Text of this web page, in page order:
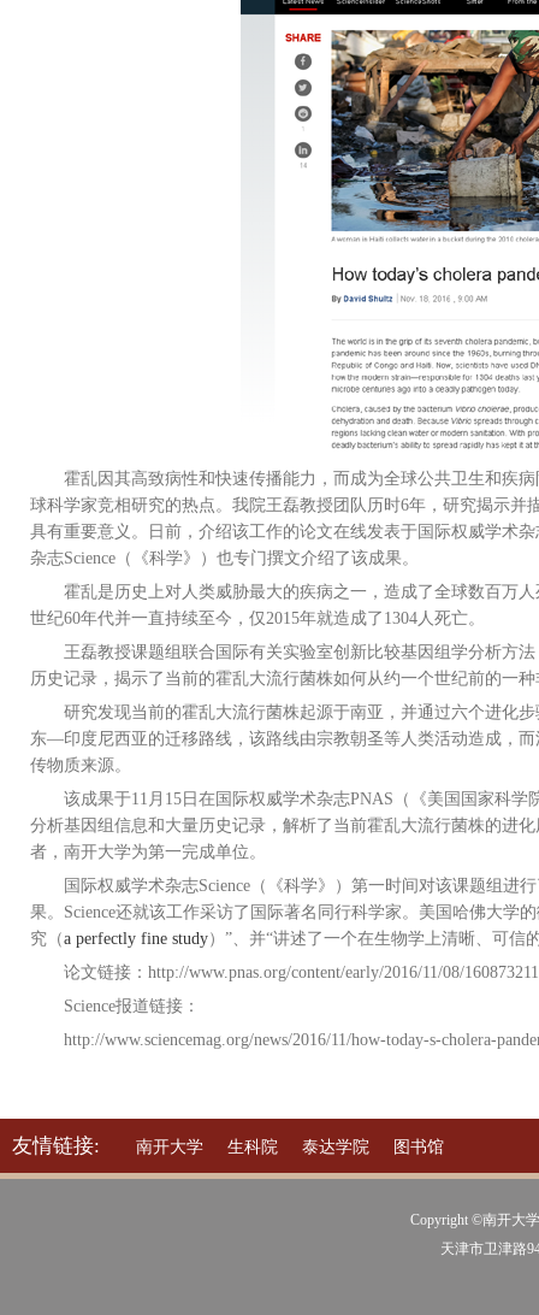
霍乱因其高致病性和快速传播能力，而成为全球公共卫生和疾
球科学家竞相研究的热点。我院王磊教授团队历时6年，研究揭示并
具有重要意义。日前，介绍该工作的论文在线发表于国际权威学术杂
杂志Science （《科学》）也专门撰文介绍了该成果。
霍乱是历史上对人类威胁最大的疾病之一，造成了全球数百万
世纪60年代并一直持续至今，仅2015年就造成了 1304人死亡。
王磊教授课题组联合国际有关实验室创新比较基因组学分析方
历史记录，揭示了当前的霍乱大流行菌株如何从约一个世纪前的一
研究发现当前的霍乱大流行菌株起源于南亚，并通过六个进化
东—印度尼西亚的迁移路线，该路线由宗教朝圣等人类活动造成，
传物质来源。
该成果于11 月 15 日 在国际权威学术杂志PNAS （《美国国家科
分析基因组信息和大量历史记录，解析了当前霍乱大流行菌株的进化
者，南开大学为第一完成单位。
国际权威学术杂志Science （《科学》）第一时间对该课题组进
果。 Science还就该工作采访了国际著名同行科学家。美国哈佛大学
究（a perfectly fine study）”、并“讲述了一个在生物学上清晰、可信
论文链接： http://www.pnas.org/content/early/2016/11/08/
Science报道链接：
http://www.sciencemag.org/news/2016/11/how-today-s-cholera-
友情链接: 南开大学 生科院 泰达学院 图书馆
Copyright ©南开大
天津市卫津路